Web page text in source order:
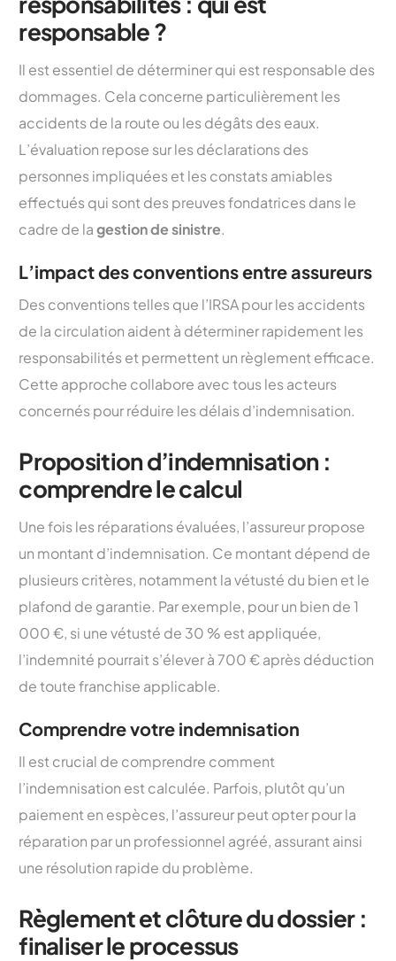
responsable ?
Il est essentiel de déterminer qui est responsable des
dommages. Cela concerne particulièrement les
accidents de la route ou les dégâts des eaux.
L’évaluation repose sur les déclarations des
personnes impliquées et les constats amiables
effectués qui sont des preuves fondatrices dans le
cadre de lagestion de sinistre.
L’impact des conventions entre assureurs
Des conventions telles que l’IRSA pour les accidents
de la circulation aident à déterminer rapidement les
responsabilités et permettent un règlement efficace.
Cette approche collabore avec tous les acteurs
concernés pour réduire les délais d’indemnisation.
Proposition d’indemnisation :
comprendre le calcul
Une fois les réparations évaluées, l’assureur propose
un montant d’indemnisation. Ce montant dépend de
plusieurs critères, notamment la vétusté du bien et le
plafond de garantie. Par exemple, pour un bien de 1
000 €, si une vétusté de 30 % est appliquée,
l’indemnité pourrait s’élever à 700 € après déduction
de toute franchise applicable.
Comprendre votre indemnisation
Il est crucial de comprendre comment
l’indemnisation est calculée. Parfois, plutôt qu’un
paiement en espèces, l’assureur peut opter pour la
réparation par un professionnel agréé, assurant ainsi
une résolution rapide du problème.
Règlement et clôture du dossier :
finaliser le processus